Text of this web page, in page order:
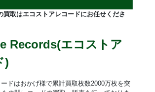
買取はエコストアレコードにお任せくださ
Records(エコストア
)
ドはおかげ様で累計買取枚数2000万枚を突